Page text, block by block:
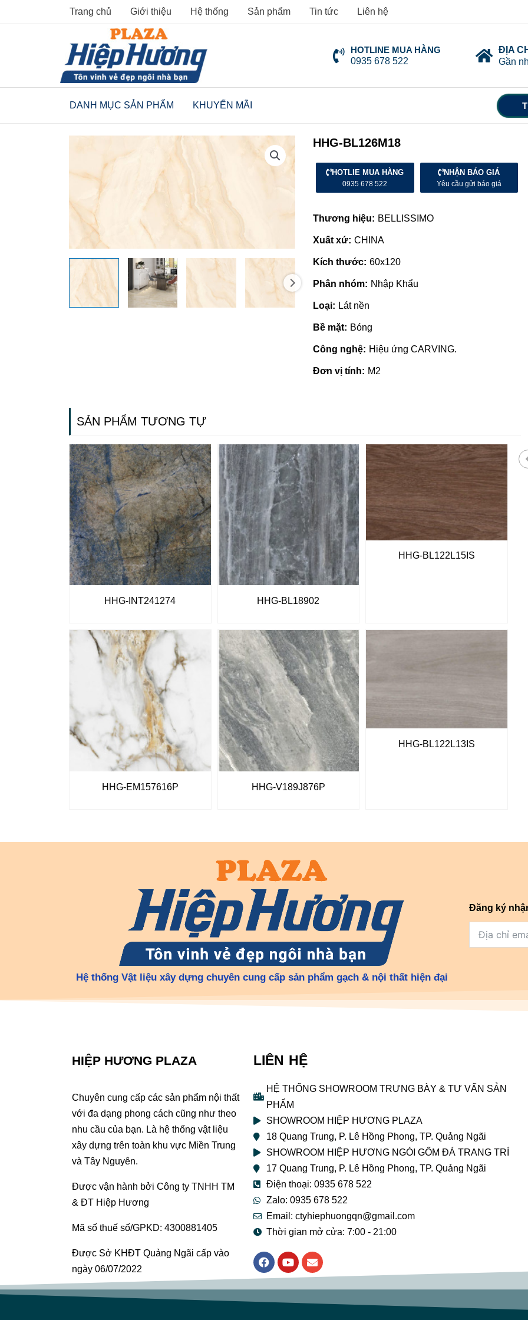
to
Trang chủ Giới thiệu Hệ thống Sản phẩm Tin tức Liên hệ
HOTLINE MUA HÀNG
0935 678 522
ĐỊA
Gần
DANH MỤC SẢN PHẨM KHUYẾN MÃI
HHG-BL126M18
HOTLIE MUA HÀNG
0935 678 522
NHẬN BÁO GIÁ
Yêu cầu gửi báo giá
Thương hiệu: BELLISSIMO
Xuất xứ: CHINA
Kích thước: 60x120
Phân nhóm: Nhập Khẩu
Loại: Lát nền
Bề mặt: Bóng
Công nghệ: Hiệu ứng CARVING.
Đơn vị tính: M2
SẢN PHẨM TƯƠNG TỰ
HHG-INT241274 HHG-BL18902
HHG-BL122L15IS
HHG-EM157616P HHG-V189J876P
HHG-BL122L13IS
Gạch ốp lát giá rẻ tại Quảng
Ngãi
Nhà phân phối gạch ngói, sơn
tại Quảng Ngãi
Hệ thống Vật liệu xây dựng chuyên cung cấp sản phẩm gạch & nội thất hiện đại
Đăng ký
HIỆP HƯƠNG PLAZA
Chuyên cung cấp các sản phẩm nội thất
với đa dạng phong cách cũng như theo
nhu cầu của bạn. Là hệ thống vật liệu
xây dựng trên toàn khu vực Miền Trung
và Tây Nguyên.
Được vận hành bởi Công ty TNHH TM
& ĐT Hiệp Hương
Mã số thuế số/GPKD: 4300881405
Được Sở KHĐT Quảng Ngãi cấp vào
ngày 06/07/2022
LIÊN HỆ
HỆ THỐNG SHOWROOM TRƯNG BÀY & TƯ VẤN SẢN
PHẨM
SHOWROOM HIỆP HƯƠNG PLAZA
18 Quang Trung, P. Lê Hồng Phong, TP. Quảng Ngãi
SHOWROOM HIỆP HƯƠNG NGÓI GỐM ĐÁ TRANG TRÍ
17 Quang Trung, P. Lê Hồng Phong, TP. Quảng Ngãi
Điện thoại: 0935 678 522
Zalo: 0935 678 522
Email: ctyhiephuongqn@gmail.com
Thời gian mở cửa: 7:00 - 21:00
F
a
c
e
b
Y
o
u
t
E
n
v
e